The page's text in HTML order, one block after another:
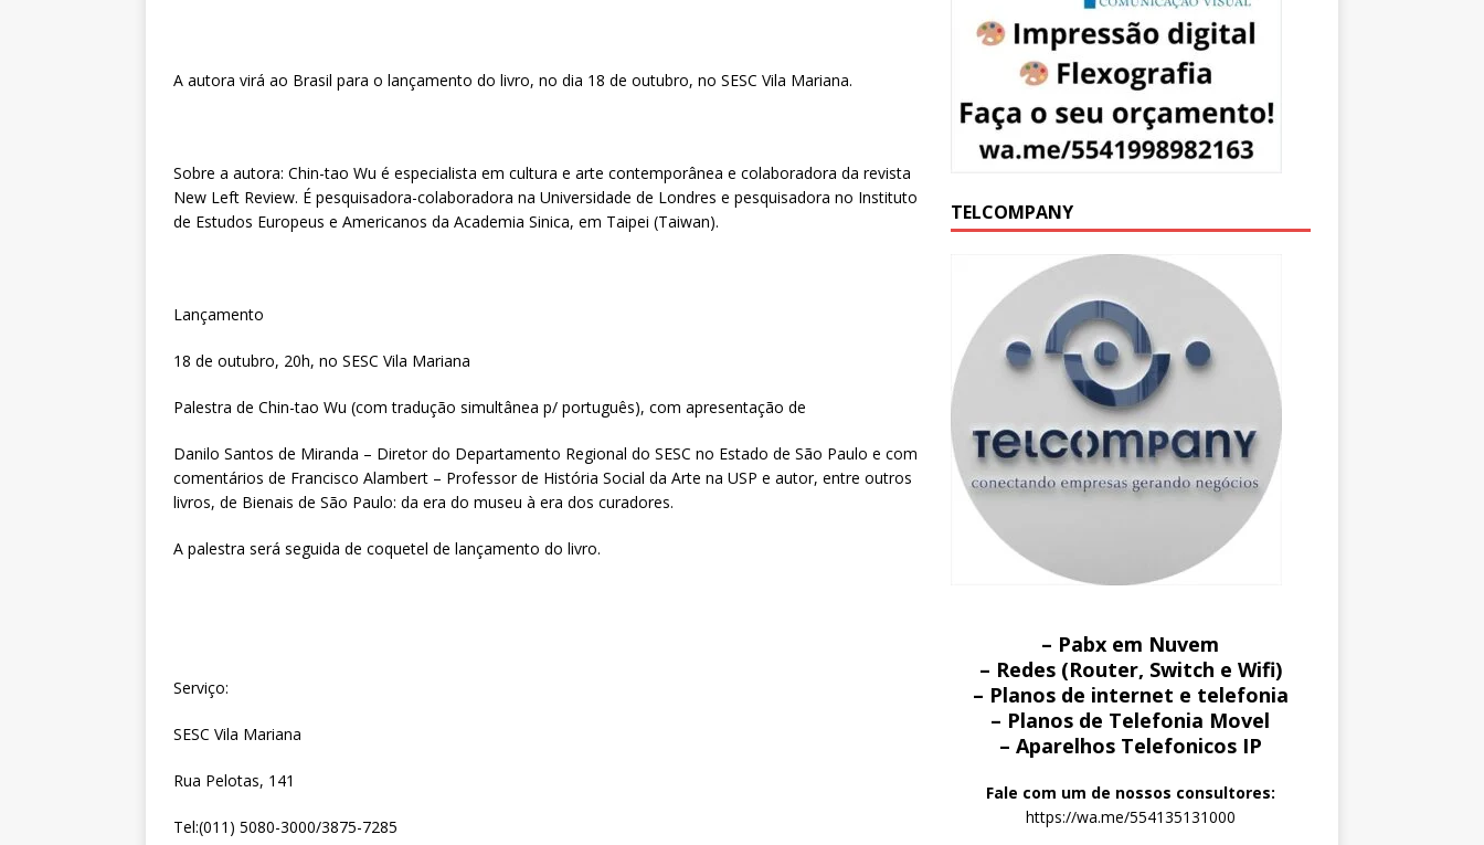
A autora virá ao Brasil para o lançamento do livro, no dia 18 de outubro, no SESC Vila Mariana.
Sobre a autora: Chin-tao Wu é especialista em cultura e arte contemporânea e colaboradora da revista
New Left Review. É pesquisadora-colaboradora na Universidade de Londres e pesquisadora no Instituto
de Estudos Europeus e Americanos da Academia Sinica, em Taipei (Taiwan).
Lançamento
18 de outubro, 20h, no SESC Vila Mariana
Palestra de Chin-tao Wu (com tradução simultânea p/ português), com apresentação de
Danilo Santos de Miranda – Diretor do Departamento Regional do SESC no Estado de São Paulo e com
comentários de Francisco Alambert – Professor de História Social da Arte na USP e autor, entre outros
livros, de Bienais de São Paulo: da era do museu à era dos curadores.
A palestra será seguida de coquetel de lançamento do livro.
Serviço:
SESC Vila Mariana
Rua Pelotas, 141
Tel:(011) 5080-3000/3875-7285
TELCOMPANY
– Pabx em Nuvem
– Redes (Router, Switch e Wifi)
– Planos de internet e telefonia
– Planos de Telefonia Movel
– Aparelhos Telefonicos IP
Fale com um de nossos consultores:
https://wa.me/554135131000